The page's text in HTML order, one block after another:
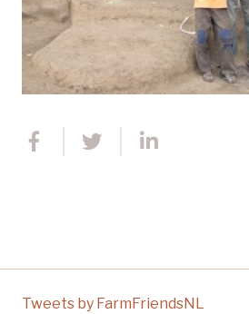
Tweets by FarmFriendsNL